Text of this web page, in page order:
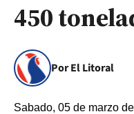
450
Por El Litoral
Sabado, 05 de marzo